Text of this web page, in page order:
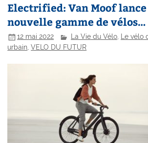
Electrified: Van Moof
nouvelle gamme de vélos…
12 mai 2022 La Vie du Vélo, Le vélo
urbain ,VELO DU FUTUR